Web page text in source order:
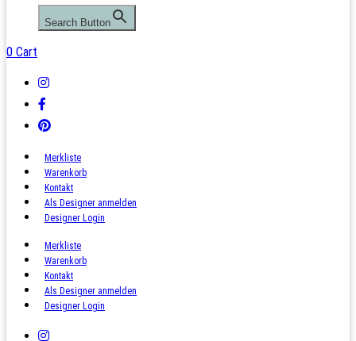
Search Button
0 Cart
Merkliste
Warenkorb
Kontakt
Als Designer anmelden
Designer Login
Merkliste
Warenkorb
Kontakt
Als Designer anmelden
Designer Login